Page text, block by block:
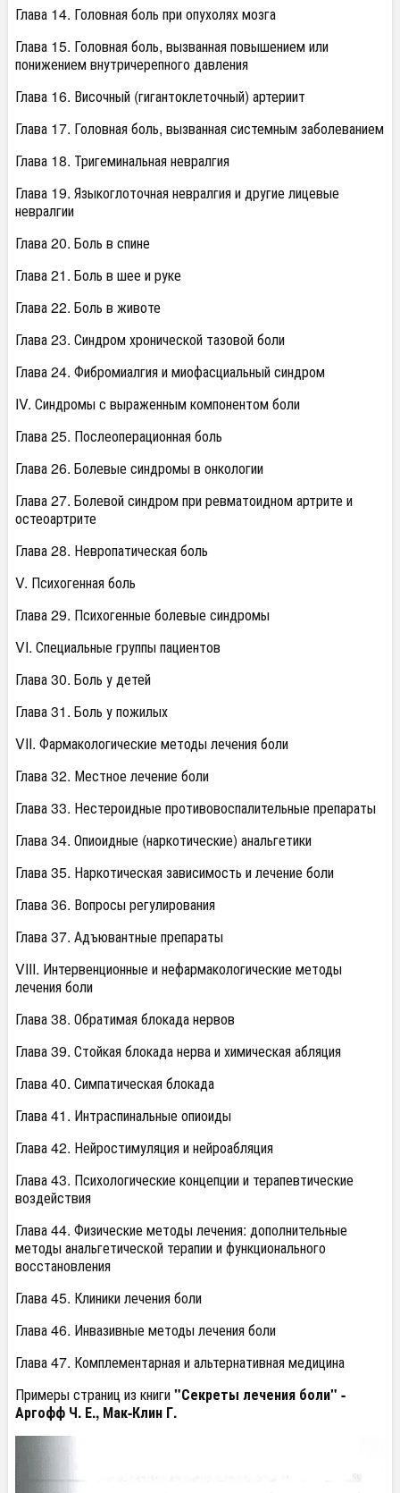
Глава 14. Головная боль при опухолях мозга
Глава 15. Головная боль, вызванная повышением или
понижением внутричерепного давления
Глава 16. Височный (гигантоклеточный) артериит
Глава 17. Головная боль, вызванная системным заболеванием
Глава 18. Тригеминальная невралгия
Глава 19. Языкоглоточная невралгия и другие лицевые
невралгии
Глава 20. Боль в спине
Глава 21. Боль в шее и руке
Глава 22. Боль в животе
Глава 23. Синдром хронической тазовой боли
Глава 24. Фибромиалгия и миофасциальный синдром
IV. Синдромы с выраженным компонентом боли
Глава 25. Послеоперационная боль
Глава 26. Болевые синдромы в онкологии
Глава 27. Болевой синдром при ревматоидном артрите и
остеоартрите
Глава 28. Невропатическая боль
V. Психогенная боль
Глава 29. Психогенные болевые синдромы
VI. Специальные группы пациентов
Глава 30. Боль у детей
Глава 31. Боль у пожилых
VII. Фармакологические методы лечения боли
Глава 32. Местное лечение боли
Глава 33. Нестероидные противовоспалительные препараты
Глава 34. Опиоидные (наркотические) анальгетики
Глава 35. Наркотическая зависимость и лечение боли
Глава 36. Вопросы регулирования
Глава 37. Адъювантные препараты
VIII. Интервенционные и нефармакологические методы
лечения боли
Глава 38. Обратимая блокада нервов
Глава 39. Стойкая блокада нерва и химическая абляция
Глава 40. Симпатическая блокада
Глава 41. Интраспинальные опиоиды
Глава 42. Нейростимуляция и нейроабляция
Глава 43. Психологические концепции и терапевтические
воздействия
Глава 44. Физические методы лечения: дополнительные
методы анальгетической терапии и функционального
восстановления
Глава 45. Клиники лечения боли
Глава 46. Инвазивные методы лечения боли
Глава 47. Комплементарная и альтернативная медицина
Примеры страниц из книги"Секреты лечения боли" -
Аргофф Ч. Е., Мак-Клин Г.